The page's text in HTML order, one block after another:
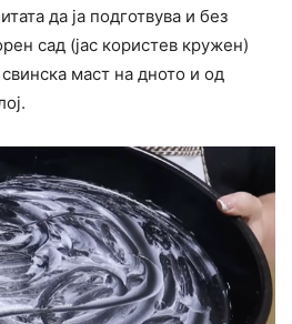
да ја подготвува и без
сад (јас користев кружен)
маст на дното и од